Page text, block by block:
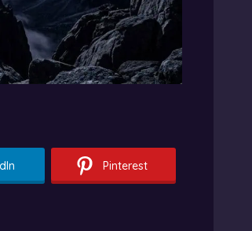
Pinterest